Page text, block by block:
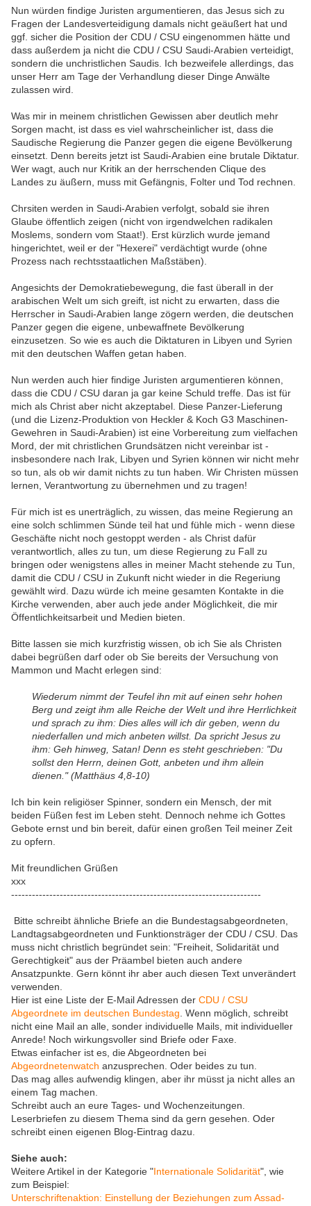
Nun würden findige Juristen argumentieren, das Jesus sich zu
Fragen der Landesverteidigung damals nicht geäußert hat und
ggf. sicher die Position der CDU / CSU eingenommen hätte und
dass außerdem ja nicht die CDU / CSU Saudi-Arabien verteidigt,
sondern die unchristlichen Saudis. Ich bezweifele allerdings, das
unser Herr am Tage der Verhandlung dieser Dinge Anwälte
zulassen wird.
Was mir in meinem christlichen Gewissen aber deutlich mehr
Sorgen macht, ist dass es viel wahrscheinlicher ist, dass die
Saudische Regierung die Panzer gegen die eigene Bevölkerung
einsetzt. Denn bereits jetzt ist Saudi-Arabien eine brutale Diktatur.
Wer wagt, auch nur Kritik an der herrschenden Clique des
Landes zu äußern, muss mit Gefängnis, Folter und Tod rechnen.
Chrsiten werden in Saudi-Arabien verfolgt, sobald sie ihren
Glaube öffentlich zeigen (nicht von irgendwelchen radikalen
Moslems, sondern vom Staat!). Erst kürzlich wurde jemand
hingerichtet, weil er der "Hexerei" verdächtigt wurde (ohne
Prozess nach rechtsstaatlichen Maßstäben).
Angesichts der Demokratiebewegung, die fast überall in der
arabischen Welt um sich greift, ist nicht zu erwarten, dass die
Herrscher in Saudi-Arabien lange zögern werden, die deutschen
Panzer gegen die eigene, unbewaffnete Bevölkerung
einzusetzen. So wie es auch die Diktaturen in Libyen und Syrien
mit den deutschen Waffen getan haben.
Nun werden auch hier findige Juristen argumentieren können,
dass die CDU / CSU daran ja gar keine Schuld treffe. Das ist für
mich als Christ aber nicht akzeptabel. Diese Panzer-Lieferung
(und die Lizenz-Produktion von Heckler & Koch G3 Maschinen-
Gewehren in Saudi-Arabien) ist eine Vorbereitung zum vielfachen
Mord, der mit christlichen Grundsätzen nicht vereinbar ist -
insbesondere nach Irak, Libyen und Syrien können wir nicht mehr
so tun, als ob wir damit nichts zu tun haben. Wir Christen müssen
lernen, Verantwortung zu übernehmen und zu tragen!
Für mich ist es unerträglich, zu wissen, das meine Regierung an
eine solch schlimmen Sünde teil hat und fühle mich - wenn diese
Geschäfte nicht noch gestoppt werden - als Christ dafür
verantwortlich, alles zu tun, um diese Regierung zu Fall zu
bringen oder wenigstens alles in meiner Macht stehende zu Tun,
damit die CDU / CSU in Zukunft nicht wieder in die Regeriung
gewählt wird. Dazu würde ich meine gesamten Kontakte in die
Kirche verwenden, aber auch jede ander Möglichkeit, die mir
Öffentlichkeitsarbeit und Medien bieten.
Bitte lassen sie mich kurzfristig wissen, ob ich Sie als Christen
dabei begrüßen darf oder ob Sie bereits der Versuchung von
Mammon und Macht erlegen sind:
Wiederum nimmt der Teufel ihn mit auf einen sehr hohen
Berg und zeigt ihm alle Reiche der Welt und ihre Herrlichkeit
und sprach zu ihm: Dies alles will ich dir geben, wenn du
niederfallen und mich anbeten willst. Da spricht Jesus zu
ihm: Geh hinweg, Satan! Denn es steht geschrieben: "Du
sollst den Herrn, deinen Gott, anbeten und ihm allein
dienen." (Matthäus 4,8-10)
Ich bin kein religiöser Spinner, sondern ein Mensch, der mit
beiden Füßen fest im Leben steht. Dennoch nehme ich Gottes
Gebote ernst und bin bereit, dafür einen großen Teil meiner Zeit
zu opfern.
Mit freundlichen Grüßen
xxx
------------------------------------------------------------------------
Bitte schreibt ähnliche Briefe an die Bundestagsabgeordneten,
Landtagsabgeordneten und Funktionsträger der CDU / CSU. Das
muss nicht christlich begründet sein: "Freiheit, Solidarität und
Gerechtigkeit" aus der Präambel bieten auch andere
Ansatzpunkte. Gern könnt ihr aber auch diesen Text unverändert
verwenden.
Hier ist eine Liste der E-Mail Adressen der CDU / CSU
Abgeordnete im deutschen Bundestag . Wenn möglich, schreibt
nicht eine Mail an alle, sonder individuelle Mails, mit individueller
Anrede! Noch wirkungsvoller sind Briefe oder Faxe.
Etwas einfacher ist es, die Abgeordneten bei
Abgeordnetenwatch anzusprechen. Oder beides zu tun.
Das mag alles aufwendig klingen, aber ihr müsst ja nicht alles an
einem Tag machen.
Schreibt auch an eure Tages- und Wochenzeitungen.
Leserbriefen zu diesem Thema sind da gern gesehen. Oder
schreibt einen eigenen Blog-Eintrag dazu.
Siehe auch:
Weitere Artikel in der Kategorie "Internationale Solidarität", wie
zum Beispiel:
Unterschriftenaktion: Einstellung der Beziehungen zum Assad-